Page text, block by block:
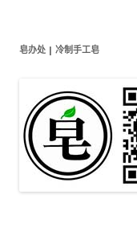
皂办处 | 冷制手工皂